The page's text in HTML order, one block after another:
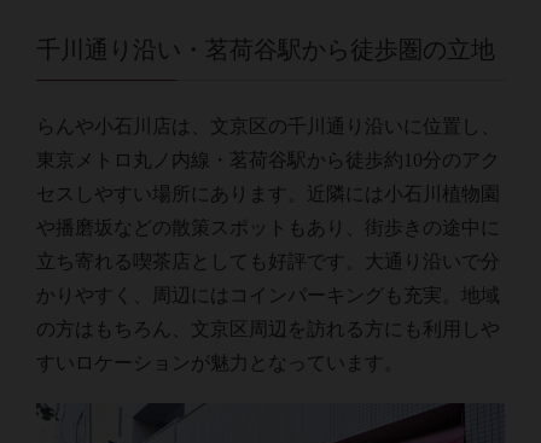
千川通り沿い・茗荷谷駅から徒歩圏の立地
らんや小石川店は、文京区の千川通り沿いに位置し、
東京メトロ丸ノ内線・茗荷谷駅から徒歩約10分のアク
セスしやすい場所にあります。近隣には小石川植物園
や播磨坂などの散策スポットもあり、街歩きの途中に
立ち寄れる喫茶店としても好評です。大通り沿いで分
かりやすく、周辺にはコインパーキングも充実。地域
の方はもちろん、文京区周辺を訪れる方にも利用しや
すいロケーションが魅力となっています。